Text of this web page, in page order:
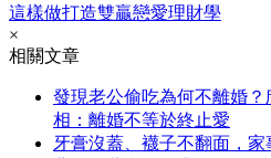
這樣做打造雙贏戀愛理財學
×
相關文章
發現老公偷吃為何不離婚
相：離婚不等於終止愛
牙膏沒蓋、襪子不翻面，